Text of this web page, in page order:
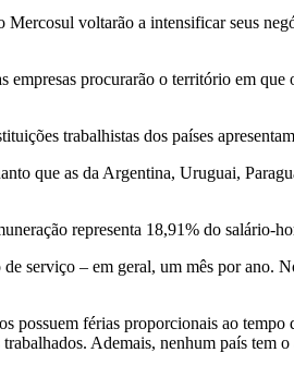
Mercosul voltarão a intensificar seus
procurarão o território em
trabalhistas dos países
que as da Argentina, Uruguai,
representa 18,91% do salário-
serviço – em geral, um mês por ano.
possuem férias proporcionais ao
Ademais, nenhum país tem